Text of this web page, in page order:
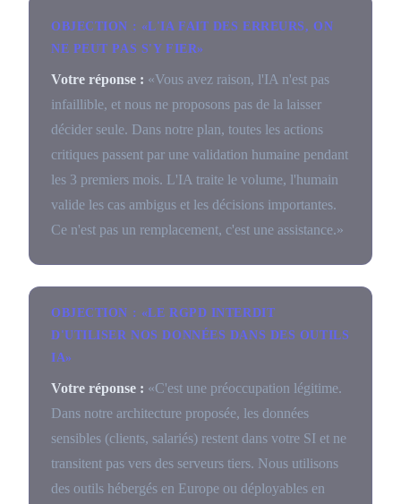
OBJECTION : «L'IA FAIT DES ERREURS, ON
NE PEUT PAS S'Y FIER»
Votre réponse : «Vous avez raison, l'IA n'est pas
infaillible, et nous ne proposons pas de la laisser
décider seule. Dans notre plan, toutes les actions
critiques passent par une validation humaine pendant
les 3 premiers mois. L'IA traite le volume, l'humain
valide les cas ambigus et les décisions importantes.
Ce n'est pas un remplacement, c'est une assistance.»
OBJECTION : «LE RGPD INTERDIT
D'UTILISER NOS DONNÉES DANS DES OUTILS
IA»
Votre réponse : «C'est une préoccupation légitime.
Dans notre architecture proposée, les données
sensibles (clients, salariés) restent dans votre SI et ne
transitent pas vers des serveurs tiers. Nous utilisons
des outils hébergés en Europe ou déployables en